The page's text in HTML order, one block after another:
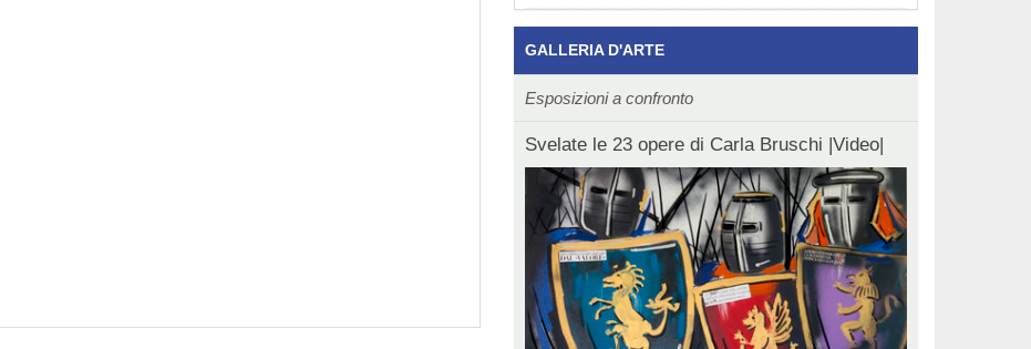
GALLERIA D'ARTE
Esposizioni a confronto
Svelate le 23 opere di Carla Bruschi |Video|